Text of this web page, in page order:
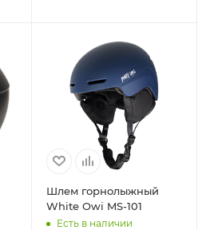
Шлем горнолыжный
White Owi MS-101
Есть в наличии